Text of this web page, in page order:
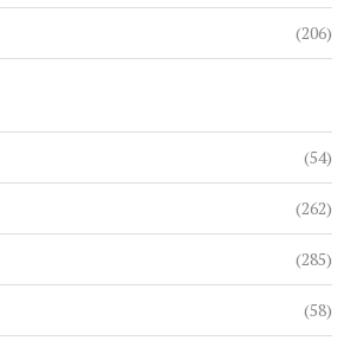
(206)
(54)
(262)
(285)
(58)